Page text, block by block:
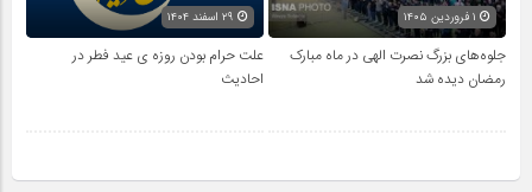
جلوه‌های بزرگ نصرت الهی در ماه مبارک
رمضان دیده شد
علت حرام بودن روزه ی عید فطر در
احادیث